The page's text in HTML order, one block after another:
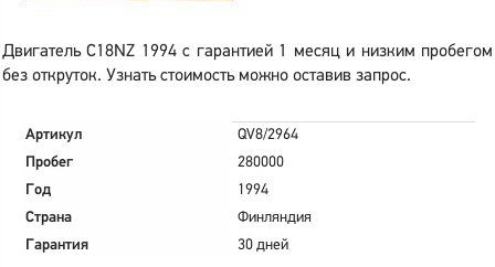
Двигатель C18NZ 1994 с гарантией 1 месяц и низким пробегом
без откруток. Узнать стоимость можно оставив запрос.
Артикул
QV8/2964
Пробег
280000
Год
1994
Страна
Финляндия
Гарантия
30 дней